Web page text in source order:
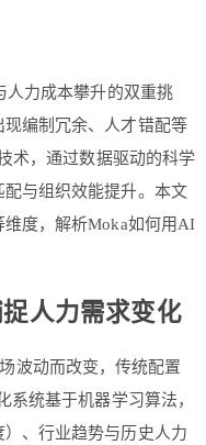
人力成本攀升的双重挑
编制冗余、人才错配等
术，通过数据驱动的科学
与组织效能提升。本文
度，解析Moka如何用AI
人力需求变化
波动而改变，传统配置
系统基于机器学习算法，
、行业趋势与历史人力